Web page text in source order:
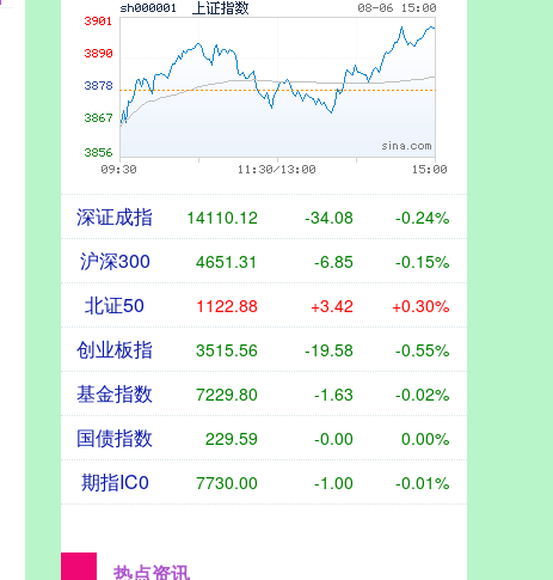
深证成指 14110.12 -34.08 -0.24%
沪深300 4651.31 -6.85 -0.15%
北证50 1122.88 +3.42 +0.30%
创业板指 3515.56 -19.58 -0.55%
基金指数 7229.80 -1.63 -0.02%
国债指数 229.59 -0.00 0.00%
期指IC0 7730.00 -1.00 -0.01%
热点资讯